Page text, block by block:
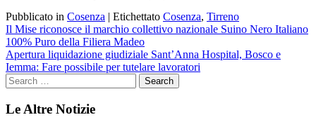
Pubblicato in Cosenza | Etichettato Cosenza, Tirreno
Navigazione
articoli
Il Mise riconosce il marchio collettivo nazionale Suino Nero Italiano
100% Puro della Filiera Madeo
Apertura liquidazione giudiziale Sant’Anna Hospital, Bosco e
Iemma: Fare possibile per tutelare lavoratori
Le Altre Notizie